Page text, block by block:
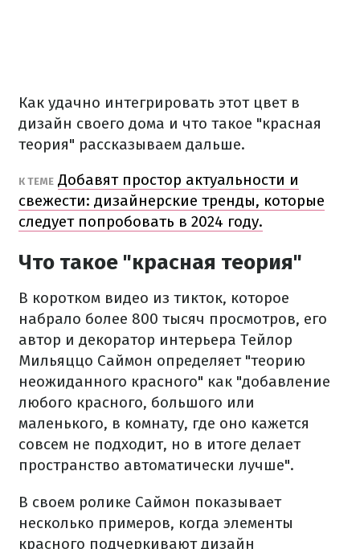
Как удачно интегрировать этот цвет в
дизайн своего дома и что такое "красная
теория" рассказываем дальше.
К ТЕМЕ Добавят простор актуальности и
свежести: дизайнерские тренды, которые
следует попробовать в 2024 году.
Что такое "красная теория"
В коротком видео из тикток, которое
набрало более 800 тысяч просмотров, его
автор и декоратор интерьера Тейлор
Мильяццо Саймон определяет "теорию
неожиданного красного" как "добавление
любого красного, большого или
маленького, в комнату, где оно кажется
совсем не подходит, но в итоге делает
пространство автоматически лучше".
В своем ролике Саймон показывает
несколько примеров, когда элементы
красного подчеркивают дизайн